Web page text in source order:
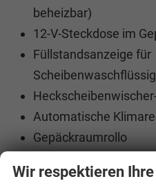
beheizbar)
12-V-Steckdose im
Füllstandsanzeige für
Automatische
Gepäckraumrollo
Elektrische
Wir respektieren